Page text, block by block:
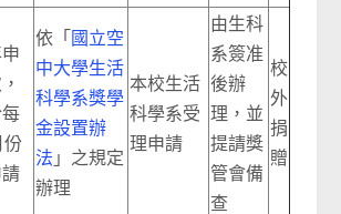
份
依「 國立空
中大學生活
科學系獎學
金設置辦
法 」之規定
辦理
本校生活
科學系受
理申請
由生科
系簽准
後辦
理，並
提請獎
管會備
查
校
外
捐
贈